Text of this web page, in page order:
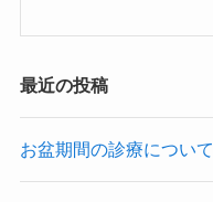
最近の投稿
お盆期間の診療について